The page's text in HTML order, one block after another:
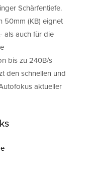
Schärfentiefe.
50mm (KB) eignet
als auch für die
bis zu 240B/s
den schnellen und
aktueller